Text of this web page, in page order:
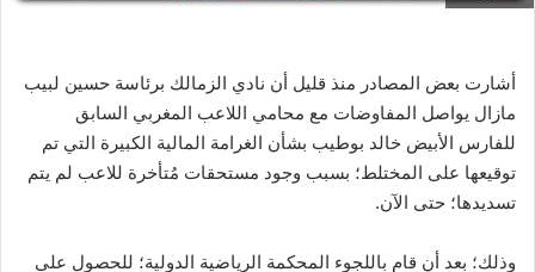
ك
ي
ا
أشارت بعض المصادر منذ قليل أن نادي الزمالك برئاسة حسين لبيب
مازال يواصل المفاوضات مع محامي اللاعب المغربي السابق
للفارس الأبيض خالد بوطيب بشأن الغرامة المالية الكبيرة التي تم
توقيعها على المختلط؛ بسبب وجود مستحقات مُتأخرة للاعب لم يتم
تسديدها؛ حتى الآن.
وذلك؛ بعد أن قام باللجوء المحكمة الرياضية الدولية؛ للحصول على